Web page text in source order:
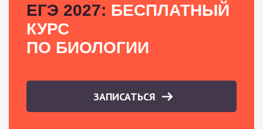
ЕГЭ 2027: БЕСПЛАТНЫЙ
КУРС
ПО БИОЛОГИИ
ЗАПИСАТЬСЯ